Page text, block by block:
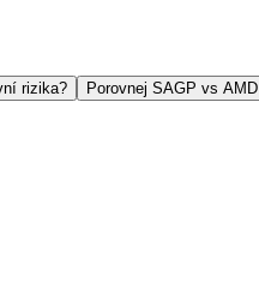
rizika? Porovnej SAGP vs AMD